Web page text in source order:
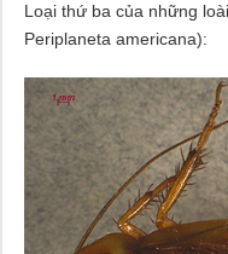
Loại thứ ba của những
Periplaneta americana):